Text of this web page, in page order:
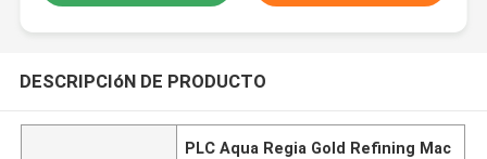
DESCRIPCIóN DE PRODUCTO
PLC Aqua Regia Gold Refining Mac